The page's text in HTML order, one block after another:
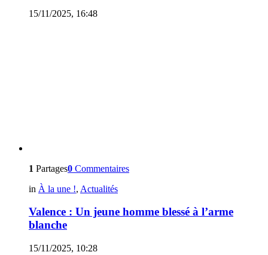
15/11/2025, 16:48
1 Partages0 Commentaires
in À la une !, Actualités
Valence : Un jeune homme blessé à l’arme
blanche
15/11/2025, 10:28